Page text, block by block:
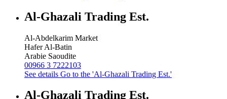
Al-Ghazali Trading Est.
Al-Abdelkarim Market
Hafer Al-Batin
Arabie Saoudite
00966 3 7222103
See details Go to the 'Al-Ghazali Trading Est.'
Al-Ghazali Trading Est.